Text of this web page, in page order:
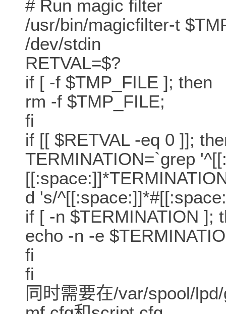
# Run magic filter
/usr/bin/magicfilter-t
/dev/stdin
RETVAL=$?
if [ -f $TMP_FILE ]; then
rm -f $TMP_FILE;
fi
if [[ $RETVAL -eq 0 ]];
TERMINATION=`grep
d 's/
if [ -n $TERMINATION ];
echo -n -e
fi
fi
同时需要在/var/spool/